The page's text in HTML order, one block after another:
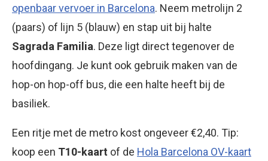
openbaar vervoer in Barcelona. Neem metrolijn 2
(paars) of lijn 5 (blauw) en stap uit bij halte
Sagrada Familia. Deze ligt direct tegenover de
hoofdingang. Je kunt ook gebruik maken van de
hop-on hop-off bus, die een halte heeft bij de
basiliek.
Een ritje met de metro kost ongeveer €2,40. Tip:
koop een T10-kaart of de Hola Barcelona OV-kaart